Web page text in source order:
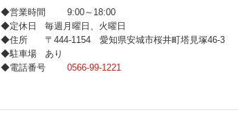
◆営業時間
9:00～18:00
◆定休日
毎週月曜日、火曜日
◆住所
〒444-1154 愛知県安城市桜井町塔見塚46-3
◆駐車場
あり
◆電話番号
0566-99-1221